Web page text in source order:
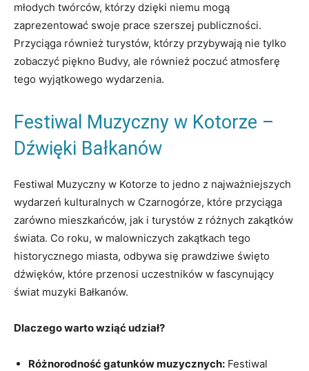
młodych twórców, którzy dzięki niemu ‍mogą
zaprezentować swoje prace szerszej publiczności.
⁢Przyciąga również turystów, którzy ‍przybywają nie tylko
zobaczyć piękno⁣ Budvy, ale ‌również poczuć atmosferę
tego ⁣wyjątkowego ‌wydarzenia.
Festiwal Muzyczny w Kotorze –
Dźwięki Bałkanów
Festiwal Muzyczny w Kotorze to jedno z najważniejszych
wydarzeń kulturalnych​ w Czarnogórze, które przyciąga
zarówno mieszkańców, jak i⁣ turystów z ⁣różnych ⁢zakątków⁤
świata. Co roku, w ⁣malowniczych zakątkach tego
⁣historycznego miasta, odbywa się prawdziwe święto
dźwięków,⁢ które ⁤przenosi uczestników w fascynujący
świat muzyki Bałkanów.
Dlaczego ⁢warto‍ wziąć udział?
Różnorodność‍ gatunków muzycznych: Festiwal